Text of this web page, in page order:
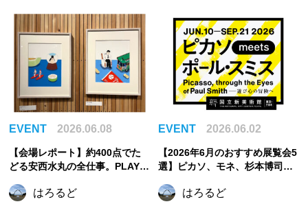
EVENT 2026.06.08
【会場レポート】約400点でた
どる安西水丸の全仕事。PLAY!
中！【東京立川】
はろるど
EVENT 2026.06.02
【2026年6月のおすすめ展覧会5
選】ピカソ、モネ、杉本博司か
注目展覧会
はろるど